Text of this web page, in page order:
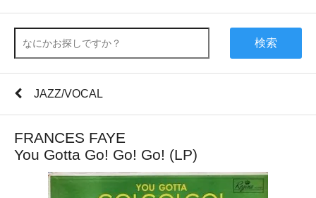
検索
JAZZ/VOCAL
FRANCES FAYE
You Gotta Go! Go! Go! (LP)